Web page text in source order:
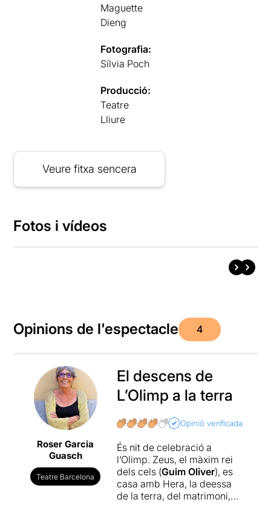
Maguette
Dieng
Fotografia:
Sílvia Poch
Producció:
Teatre
Lliure
Veure fitxa sencera
Fotos i vídeos
Opinions de l'espectacle 4
Roser Garcia
Guasch
Teatre Barcelona
El descens de
L’Olimp a la terra
Opinió verificada
És nit de celebració a
l’Olimp. Zeus, el màxim rei
dels cels (Guim Oliver), es
casa amb Hera, la deessa
de la terra, del matrimoni,